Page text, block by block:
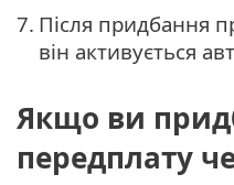
7. Після придбання
він активується
Якщо ви
передплату